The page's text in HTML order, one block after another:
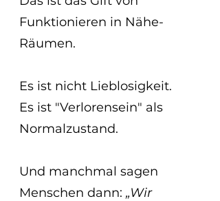
Funktionieren in Nähe-
Räumen.
Es ist nicht Lieblosigkeit.
Es ist "Verlorensein" als
Normalzustand.
Und manchmal sagen
Menschen dann: „Wir